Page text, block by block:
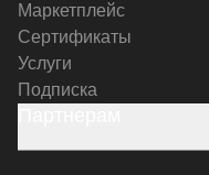
Маркетплейс
Сертификаты
Услуги
Подписка